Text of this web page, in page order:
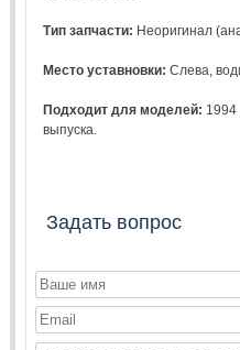
Тип запчасти: Неоригинал
Место уставновки:Слева,
Подходит для моделей: 1994
выпуска.
Задать вопрос